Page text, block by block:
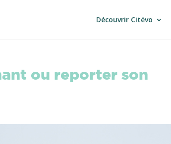
Découvrir Citévo
ou reporter son